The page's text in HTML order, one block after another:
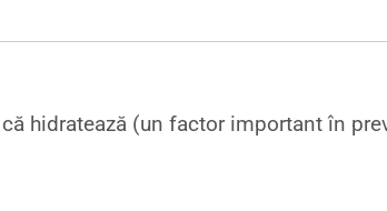
hidratează (un factor important în